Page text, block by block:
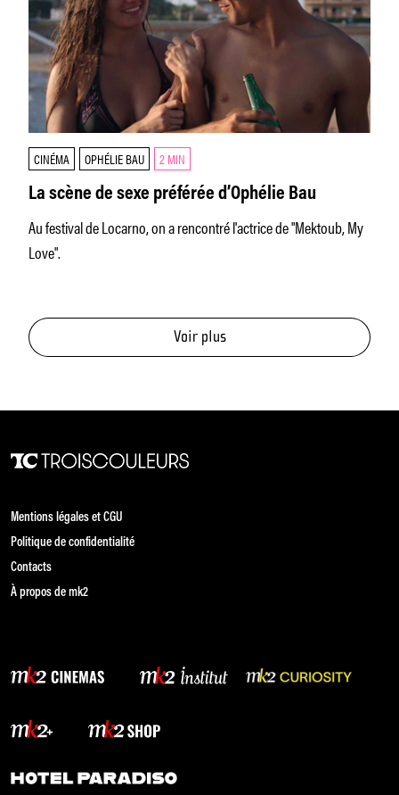
CINÉMA OPHÉLIE BAU 2 MIN
La scène de sexe préférée d’Ophélie Bau
Au festival de Locarno, on a rencontré l'actrice de "Mektoub, My
Love".
Voir plus
Mentions légales et CGU
Politique de confidentialité
Contacts
À propos de mk2